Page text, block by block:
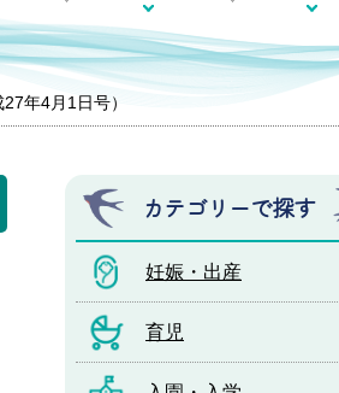
年4月1日号）
カテゴリーで探す
妊娠・出産
育児